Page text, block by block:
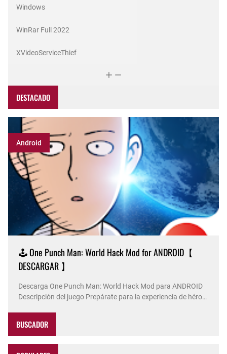
Windows
WinRar Full 2022
XVideoServiceThief
DESTACADO
Android
🕹️ One Punch Man: World Hack Mod for ANDROID【
DESCARGAR 】
Descarga One Punch Man: World Hack Mod para ANDROID
Descripción del juego Prepárate para la experiencia de héroe
BUSCADOR